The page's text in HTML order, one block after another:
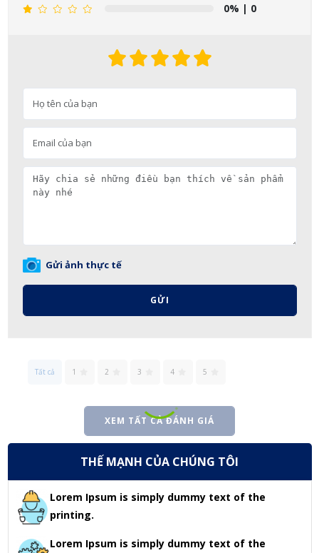
0% | 0
Gửi ảnh thực tế
GỬI
Tất cả 1 2 3 4 5
XEM TẤT CẢ ĐÁNH GIÁ
THẾ MẠNH CỦA CHÚNG TÔI
Lorem Ipsum is simply dummy text of the
printing.
Lorem Ipsum is simply dummy text of the